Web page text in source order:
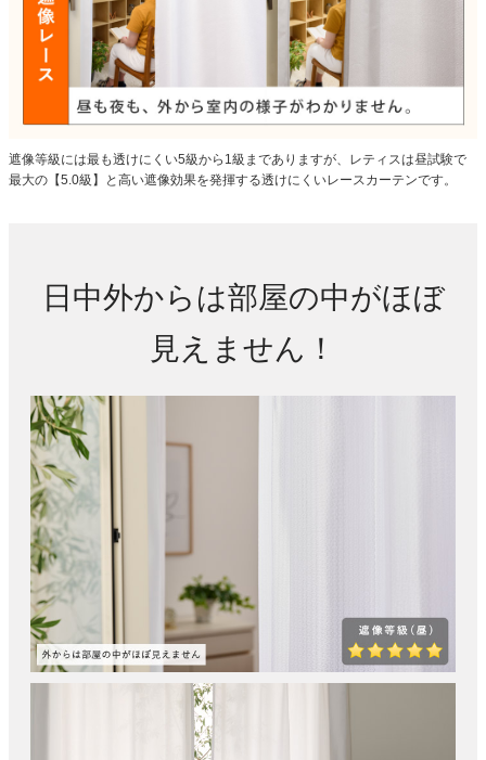
遮像等級には最も透けにくい5級から1級までありますが、レティスは昼試験で
最大の【5.0級】と高い遮像効果を発揮する透けにくいレースカーテンです。
日中外からは部屋の中がほぼ
見えません！